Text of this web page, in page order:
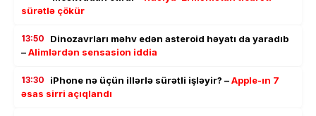
sürətlə çökür
13:50
Dinozavrları məhv edən asteroid həyatı da yaradıb
–Alimlərdən sensasion iddia
13:30 iPhone nə üçün illərlə sürətli işləyir? –Apple-ın 7
əsas sirri açıqlandı